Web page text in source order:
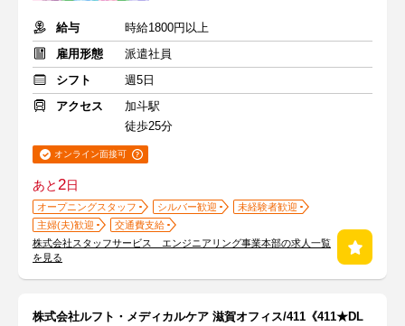
給与
時給1800円以上
雇用形態
派遣社員
シフト
週5日
アクセス
加斗駅
徒歩25分
オンライン面接可
あと2日
オープニングスタッフ シルバー歓迎
未経験者歓迎
主婦(夫)歓迎
交通費支給
株式会社スタッフサービス エンジニアリング事業本部の求人一覧
を見る
株式会社ルフト・メディカルケア 滋賀オフィス/411《411★DL